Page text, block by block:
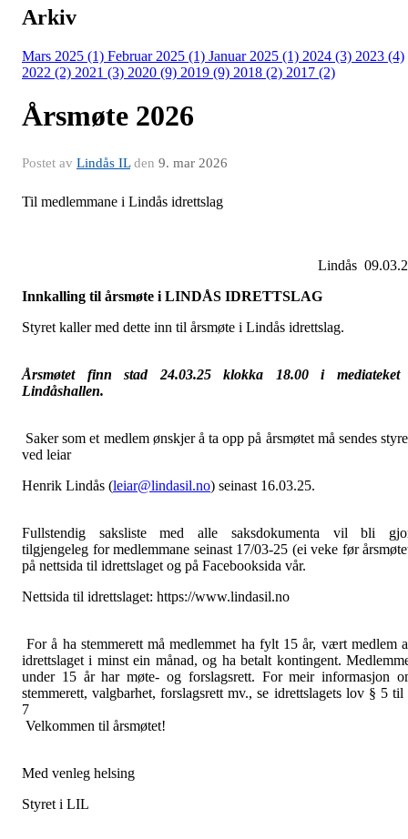
Arkiv
Mars 2025 (1) Februar 2025 (1) Januar 2025 (1) 2024 (3) 2023 (4)
2022 (2) 2021 (3) 2020 (9) 2019 (9) 2018 (2) 2017 (2)
Årsmøte 2026
Postet av Lindås ILden 9. mar 2026
Til medlemmane i Lindås
Lindås
Innkalling til årsmøte i LINDÅS IDRETTSLAG
Styret kaller med dette inn til årsmøte i Lindås idrettslag.
Årsmøtet finn stad 24.03.25 klokka 18.00 i
Lindåshallen.
Saker som et medlem ønskjer å ta opp på årsmøtet må sendes
ved leiar
Henrik Lindås (leiar@lindasil.no) seinast 16.03.25.
Fullstendig saksliste med alle saksdokumenta vil bli
tilgjengeleg for medlemmane seinast 17/03-25 (ei veke før
på nettsida til idrettslaget og på Facebooksida vår.
Nettsida til idrettslaget: https://www.lindasil.no
For å ha stemmerett må medlemmet ha fylt 15 år, vært medlem
idrettslaget i minst ein månad, og ha betalt kontingent.
under 15 år har møte- og forslagsrett. For meir informasjon
stemmerett, valgbarhet, forslagsrett mv., se idrettslagets lov § 5 til
7
Velkommen til årsmøtet!
Med venleg helsing
Styret i LIL